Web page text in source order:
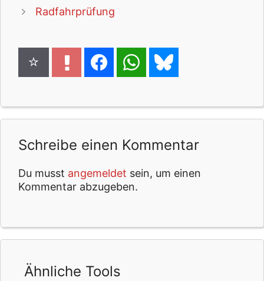
Radfahrprüfung
Schreibe einen Kommentar
Du musst angemeldet sein, um einen
Kommentar abzugeben.
Ähnliche Tools